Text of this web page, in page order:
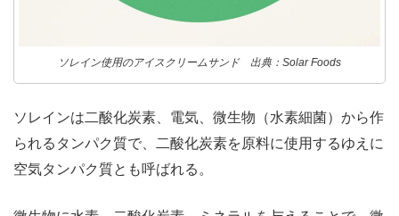
ソレイン使用のアイスクリームサンド 出典：Solar Foods
ソレインは二酸化炭素、電気、微生物（水素細菌）から作
られるタンパク質で、二酸化炭素を原料に使用するゆえに
空気タンパク質とも呼ばれる。